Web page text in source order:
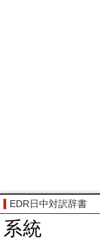
EDR日中対訳辞書
系統